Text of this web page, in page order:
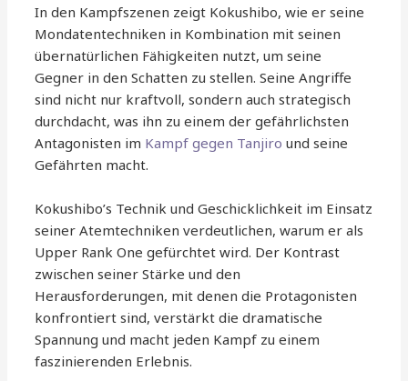
In den Kampfszenen zeigt Kokushibo, wie er seine
Mondatentechniken in Kombination mit seinen
übernatürlichen Fähigkeiten nutzt, um seine
Gegner in den Schatten zu stellen. Seine Angriffe
sind nicht nur kraftvoll, sondern auch strategisch
durchdacht, was ihn zu einem der gefährlichsten
Antagonisten im Kampf gegen Tanjiro und seine
Gefährten macht.
Kokushibo’s Technik und Geschicklichkeit im Einsatz
seiner Atemtechniken verdeutlichen, warum er als
Upper Rank One gefürchtet wird. Der Kontrast
zwischen seiner Stärke und den
Herausforderungen, mit denen die Protagonisten
konfrontiert sind, verstärkt die dramatische
Spannung und macht jeden Kampf zu einem
faszinierenden Erlebnis.